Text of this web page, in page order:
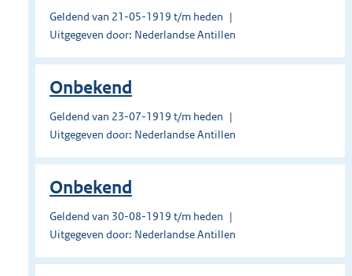
Geldend van 21-05-1919 t/m heden
Uitgegeven door: Nederlandse Antillen
Onbekend
Geldend van 23-07-1919 t/m heden
Uitgegeven door: Nederlandse Antillen
Onbekend
Geldend van 30-08-1919 t/m heden
Uitgegeven door: Nederlandse Antillen